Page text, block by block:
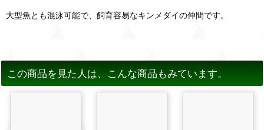
大型魚とも混泳可能で、飼育容易なキンメダイの仲間です。
この商品を見た人は、こんな商品もみています。